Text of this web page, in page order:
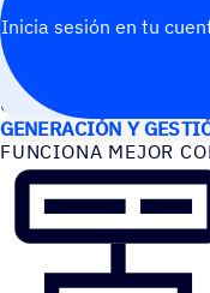
Inicia sesión en tu
CASOS DE USO
GENERACIÓN Y
FUNCIONA MEJOR